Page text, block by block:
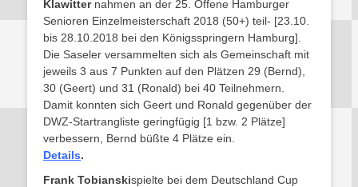
Klawitternahmen an der 25. Offene Hamburger
Senioren Einzelmeisterschaft 2018 (50+) teil- [23.10.
bis 28.10.2018 bei den Königsspringern Hamburg].
Die Saseler versammelten sich als Gemeinschaft mit
jeweils 3 aus 7 Punkten auf den Plätzen 29 (Bernd),
30 (Geert) und 31 (Ronald) bei 40 Teilnehmern.
Damit konnten sich Geert und Ronald gegenüber der
DWZ-Startrangliste geringfügig [1 bzw. 2 Plätze]
verbessern, Bernd büßte 4 Plätze ein.
Details.
Frank Tobianskispielte bei dem Deutschland Cup